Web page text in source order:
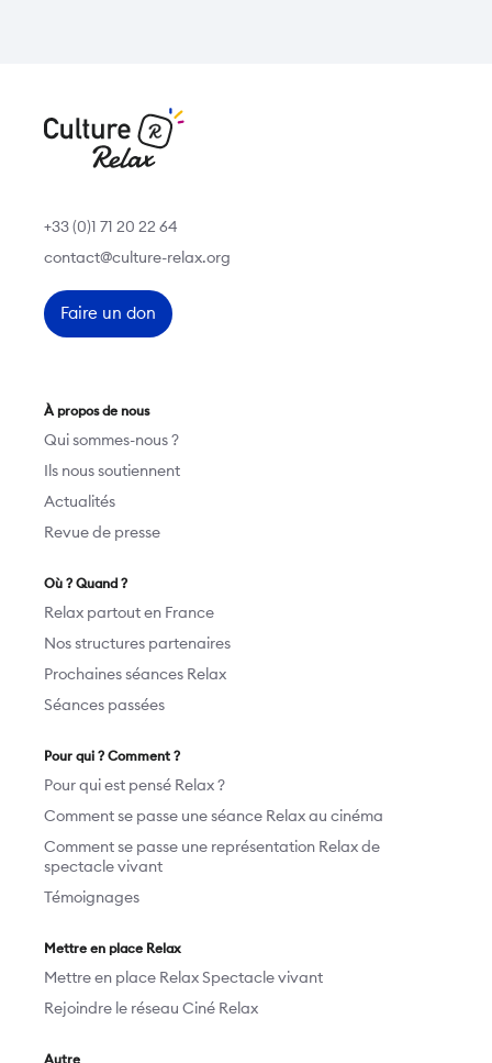
+33 (0)1 71 20 22 64
contact@culture-relax.org
Faire un don
À propos de nous
Qui sommes-nous ?
Ils nous soutiennent
Actualités
Revue de presse
Où ? Quand ?
Relax partout en France
Nos structures partenaires
Prochaines séances Relax
Séances passées
Pour qui ? Comment ?
Pour qui est pensé Relax ?
Comment se passe une séance Relax au cinéma
Comment se passe une représentation Relax de
spectacle vivant
Témoignages
Mettre en place Relax
Mettre en place Relax Spectacle vivant
Rejoindre le réseau Ciné Relax
Autre